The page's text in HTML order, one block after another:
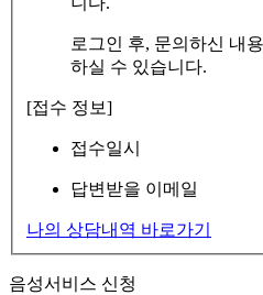
로그인 후, 문의하신 내
하실 수 있습니다.
[접수 정보]
접수일시
답변받을 이메일
나의 상담내역 바로가기
음성서비스 신청